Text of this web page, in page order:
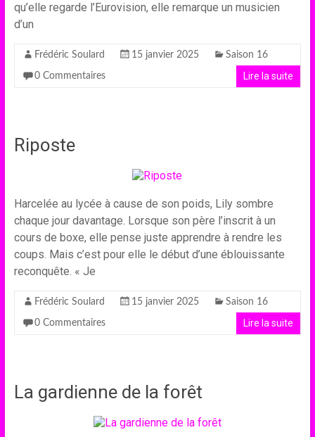
qu’elle regarde l’Eurovision, elle remarque un musicien
d’un
Frédéric Soulard 15 janvier 2025 Saison 16
0 Commentaires Lire la suite
Riposte
Harcelée au lycée à cause de son poids, Lily sombre
chaque jour davantage. Lorsque son père l’inscrit à un
cours de boxe, elle pense juste apprendre à rendre les
coups. Mais c’est pour elle le début d’une éblouissante
reconquête. « Je
Frédéric Soulard 15 janvier 2025 Saison 16
0 Commentaires Lire la suite
La gardienne de la forêt